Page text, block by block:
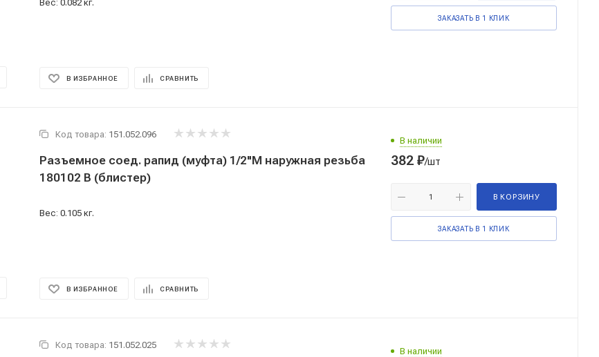
Вес: 0.082 кг.
В ИЗБРАННОЕ СРАВНИТЬ
ЗАКАЗАТЬ В 1 КЛИК
Код товара: 151.052.096
Разъемное соед. рапид (муфта) 1/2"М наружная резьба
180102 В (блистер)
Вес: 0.105 кг.
В ИЗБРАННОЕ СРАВНИТЬ
В наличии
382 ₽/шт
В КОРЗИНУ
ЗАКАЗАТЬ В 1 КЛИК
Код товара: 151.052.025
В наличии